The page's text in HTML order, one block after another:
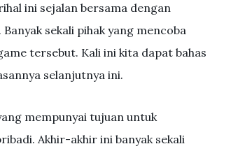
ini sejalan bersama dengan
sekali pihak yang mencoba
tersebut. Kali ini kita dapat bahas
selanjutnya ini.
mempunyai tujuan untuk
Akhir-akhir ini banyak sekali